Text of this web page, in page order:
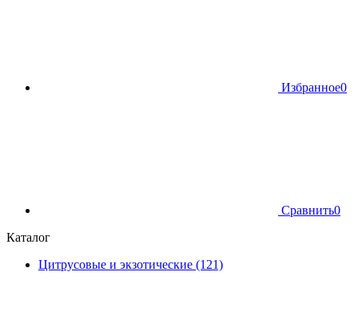
Избранное0
Сравнить0
Каталог
Цитрусовые и экзотические (121)